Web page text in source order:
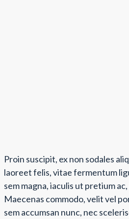
Proin suscipit, ex non sodales
laoreet felis, vitae fermentum
sem magna, iaculis ut pretium
Maecenas commodo, velit vel
sem accumsan nunc, nec